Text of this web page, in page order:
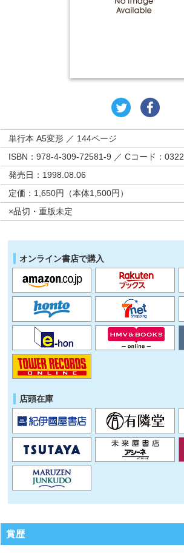
単行本 A5変形 ／ 144ページ
ISBN：978-4-309-72581-9 ／ Cコード：0322
発売日：1998.08.06
定価：1,650円（本体1,500円）
×品切・重版未定
オンライン書店で購入
店頭在庫
賞歴